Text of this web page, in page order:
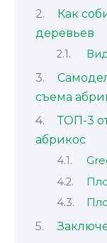
Как
деревьев
съема
ТОП-3
абрикос